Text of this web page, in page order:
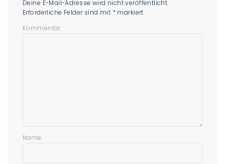
Deine E-Mail-Adresse wird nicht veröffentlicht.
Erforderliche Felder sind mit * markiert
Kommentar
Name